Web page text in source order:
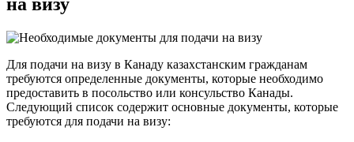
на визу
Для подачи на визу в Канаду казахстанским гражданам
требуются определенные документы, которые необходимо
предоставить в посольство или консульство Канады.
Следующий список содержит основные документы, которые
требуются для подачи на визу: